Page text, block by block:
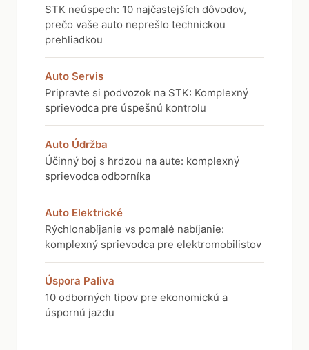
STK neúspech: 10 najčastejších dôvodov,
prečo vaše auto neprešlo technickou
prehliadkou
Auto Servis
Pripravte si podvozok na STK: Komplexný
sprievodca pre úspešnú kontrolu
Auto Údržba
Účinný boj s hrdzou na aute: komplexný
sprievodca odborníka
Auto Elektrické
Rýchlonabíjanie vs pomalé nabíjanie:
komplexný sprievodca pre elektromobilistov
Úspora Paliva
10 odborných tipov pre ekonomickú a
úspornú jazdu